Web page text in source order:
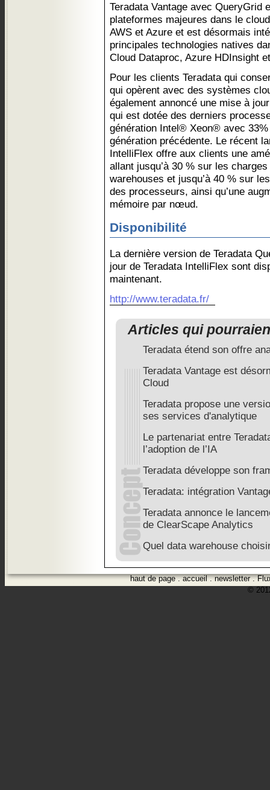
Teradata Vantage avec QueryGrid
plateformes majeures dans le
AWS et Azure et est désormais
principales technologies natives
Cloud Dataproc, Azure HDInsight
Pour les clients Teradata qui
qui opèrent avec des systèmes
également annoncé une mise à
qui est dotée des derniers
génération Intel® Xeon® avec 33%
génération précédente. Le récent
IntelliFlex offre aux clients une
allant jusqu’à 30 % sur les
warehouses et jusqu’à 40 % sur
des processeurs, ainsi qu’une
mémoire par nœud.
Disponibilité
La dernière version de Teradata
jour de Teradata IntelliFlex sont
maintenant.
http://www.teradata.fr/
Articles qui
Teradata étend son offre
Teradata Vantage est
Cloud
Teradata propose une
ses services d'analytique
Le partenariat entre
l’adoption de l’IA
Teradata développe son
Teradata: intégration
Teradata annonce le
de ClearScape Analytics
Quel data warehouse
haut de page.accueil.newsletter.
©